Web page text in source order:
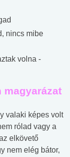
nincs mibe
volna -
magyarázat
valaki képes volt
rólad vagy a
elkövető
nem elég bátor,